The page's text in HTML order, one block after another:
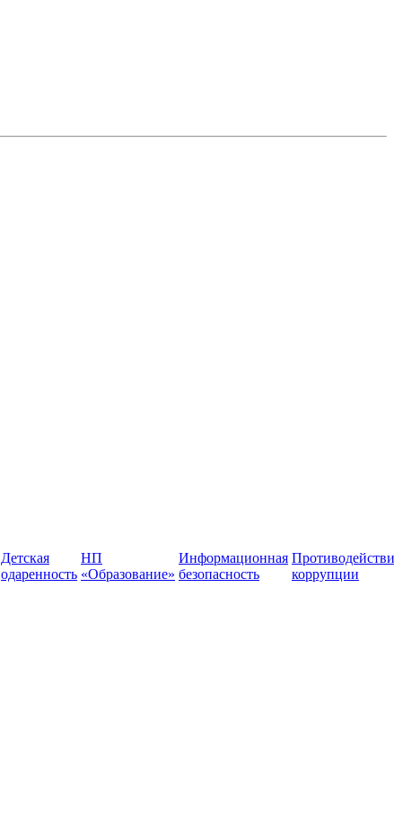
Детская
одаренность
НП
«Образование»
Информационная
безопасность
коррупции